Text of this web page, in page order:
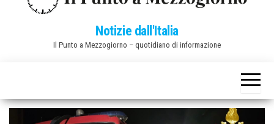
a
v
Notizie dall'Italia
Il Punto a Mezzogiorno – quotidiano di informazione